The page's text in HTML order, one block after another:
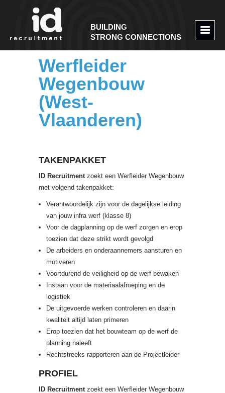
BUILDING
STRONG CONNECTIONS
Werfleider
Wegenbouw
(West-
Vlaanderen)
TAKENPAKKET
ID Recruitmentzoekt een Werfleider Wegenbouw
met volgend takenpakket:
Verantwoordelijk zijn voor de dagelijkse leiding
van jouw infra werf (klasse 8)
Voor de dagplanning op de werf zorgen en erop
toezien dat deze strikt wordt gevolgd
De arbeiders en onderaannemers aansturen en
motiveren
Voortdurend de veiligheid op de werf bewaken
Instaan voor de materiaalafroeping en de
logistiek
De uitgevoerde werken controleren en daarin
kwaliteit altijd laten primeren
Erop toezien dat het bouwteam op de werf de
planning naleeft
Rechtstreeks rapporteren aan de Projectleider
PROFIEL
ID Recruitmentzoekt een Werfleider Wegenbouw